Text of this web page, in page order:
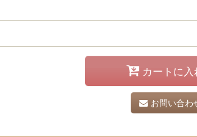
カートに入
お問い合わ